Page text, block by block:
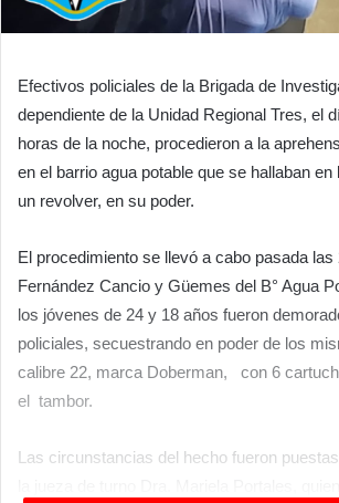
Efectivos policiales de la Brigada de
dependiente de la Unidad Regional Tres, el
horas de la noche, procedieron a la
en el barrio agua potable que se hallaban
un revolver, en su poder.
El procedimiento se llevó a cabo pasada
Fernández Cancio y Güemes del B° Agua
los jóvenes de 24 y 18 años fueron
policiales, secuestrando en poder de los
calibre 22, marca Doberman, con 6
el tambor.
Las circunstancias del hecho fueron